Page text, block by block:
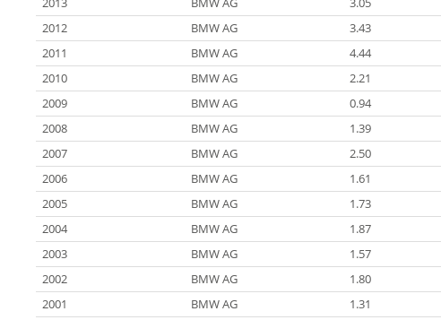
2012
BMW AG 3.43
2011
BMW AG 4.44
2010
BMW AG 2.21
2009
BMW AG 0.94
2008
BMW AG 1.39
2007
BMW AG 2.50
2006
BMW AG 1.61
2005
BMW AG 1.73
2004
BMW AG 1.87
2003
BMW AG 1.57
2002
BMW AG 1.80
2001
BMW AG 1.31